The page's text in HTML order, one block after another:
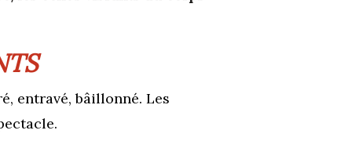
entravé, bâillonné. Les